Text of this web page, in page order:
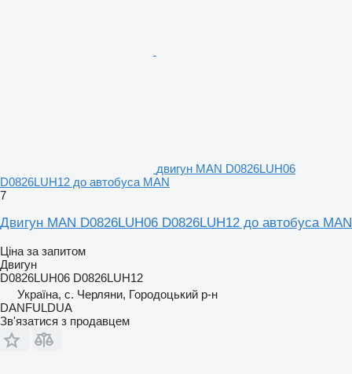
двигун MAN D0826LUH06
D0826LUH12 до автобуса MAN
7
Двигун MAN D0826LUH06 D0826LUH12 до автобуса MAN
Ціна за запитом
Двигун
D0826LUH06 D0826LUH12
Україна, с. Черляни, Городоцький р-н
DANFULDUA
Зв'язатися з продавцем